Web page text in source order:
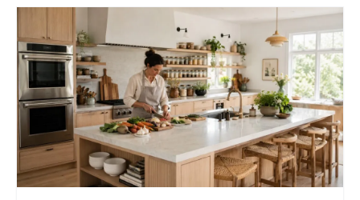
konieczne jest podejście składające się nie tylko z
uwzględnienia rodzaju nowotworu, ale także ogólnego stanu
zdrowia. Z kolei młodsze osoby mogą mieć inny profil ryzyka i
oczekiwania związane z leczeniem. W nowoczesnej onkologii
uwzględnia się te różnice, aby opracować odpowiedni plan
terapeutyczny, co prowadzi do lepszych wyników leczenia i
jakości życia pacjentów.